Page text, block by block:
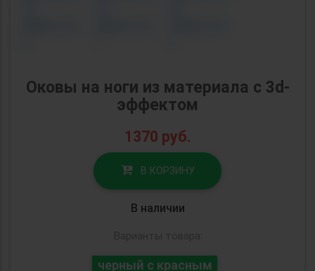
Оковы на ноги из материала с 3d-
эффектом
1370 руб.
В КОРЗИНУ
В наличии
черный с красным